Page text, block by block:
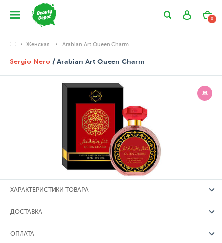
0
Женская Arabian Art Queen Charm
Sergio Nero / Arabian Art Queen Charm
Ж
ХАРАКТЕРИСТИКИ ТОВАРА
ДОСТАВКА
ОПЛАТА